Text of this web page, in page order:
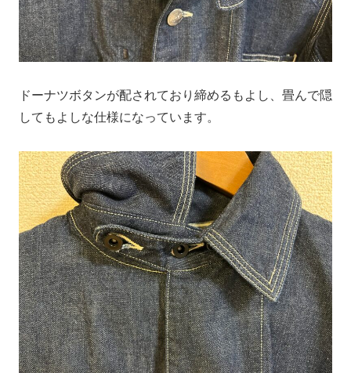
ドーナツボタンが配されており締めるもよし、畳んで隠
してもよしな仕様になっています。